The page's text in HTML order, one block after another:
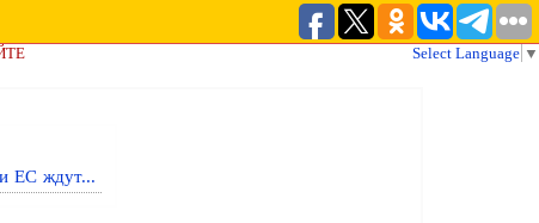
Select Language ▼
ЕС ждут...